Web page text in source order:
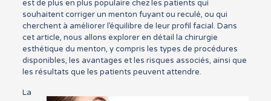
est de plus en plus populaire chez les patients qui
souhaitent corriger un menton fuyant ou reculé, ou qui
cherchent à améliorer l’équilibre de leur profil facial. Dans
cet article, nous allons explorer en détail la chirurgie
esthétique du menton, y compris les types de procédures
disponibles, les avantages et les risques associés, ainsi que
les résultats que les patients peuvent attendre.
La